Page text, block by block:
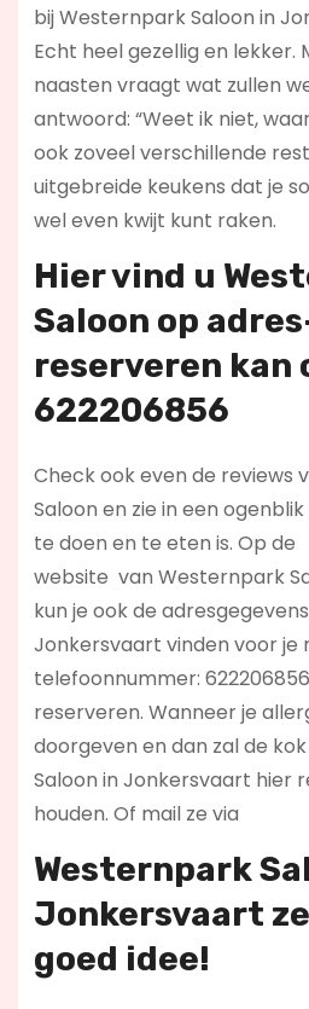
bij Westernpark Saloon in
Echt heel gezellig en lekker.
naasten vraagt wat zullen
antwoord: “Weet ik niet, waar
ook zoveel verschillende
uitgebreide keukens dat je
wel even kwijt kunt raken.
Hier vind u
Saloon op
reserveren kan
622206856
Check ook even de reviews
Saloon en zie in een
te doen en te eten is. Op de
website van Westernpark
kun je ook de
Jonkersvaart vinden voor je
telefoonnummer:
reserveren. Wanneer je
doorgeven en dan zal de
Saloon in Jonkersvaart hier
houden. Of mail ze via
Westernpark
Jonkersvaart
goed idee!